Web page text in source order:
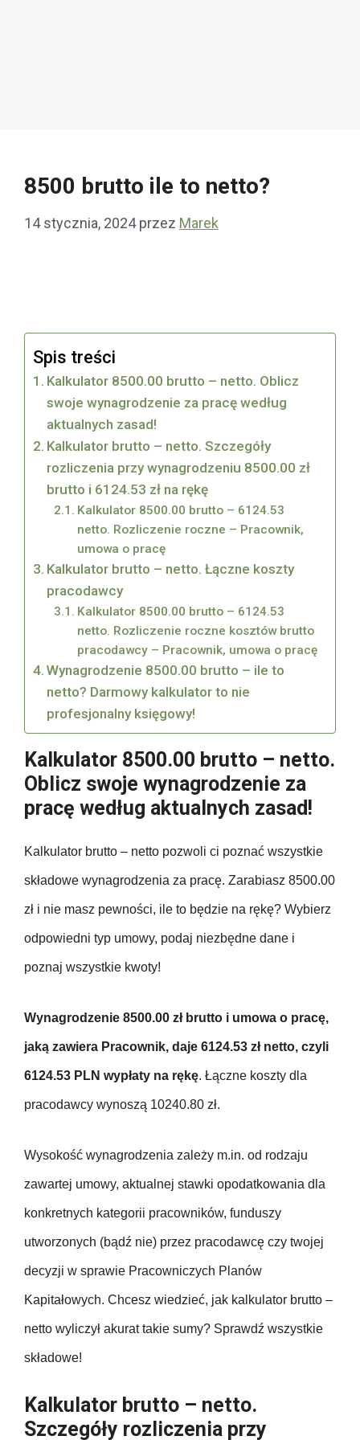
8500 brutto ile to netto?
14 stycznia, 2024 przez Marek
Spis treści
Kalkulator 8500.00 brutto – netto. Oblicz
swoje wynagrodzenie za pracę według
aktualnych zasad!
Kalkulator brutto – netto. Szczegóły
rozliczenia przy wynagrodzeniu 8500.00 zł
brutto i 6124.53 zł na rękę
Kalkulator 8500.00 brutto – 6124.53
netto. Rozliczenie roczne – Pracownik,
umowa o pracę
Kalkulator brutto – netto. Łączne koszty
pracodawcy
Kalkulator 8500.00 brutto – 6124.53
netto. Rozliczenie roczne kosztów brutto
pracodawcy – Pracownik, umowa o pracę
Wynagrodzenie 8500.00 brutto – ile to
netto? Darmowy kalkulator to nie
profesjonalny księgowy!
Kalkulator 8500.00 brutto – netto.
Oblicz swoje wynagrodzenie za
pracę według aktualnych zasad!
Kalkulator brutto – netto pozwoli ci poznać wszystkie
składowe wynagrodzenia za pracę. Zarabiasz 8500.00
zł i nie masz pewności, ile to będzie na rękę? Wybierz
odpowiedni typ umowy, podaj niezbędne dane i
poznaj wszystkie kwoty!
Wynagrodzenie 8500.00 zł brutto i umowa o pracę,
jaką zawiera Pracownik, daje 6124.53 zł netto, czyli
6124.53 PLN wypłaty na rękę. Łączne koszty dla
pracodawcy wynoszą 10240.80 zł.
Wysokość wynagrodzenia zależy m.in. od rodzaju
zawartej umowy, aktualnej stawki opodatkowania dla
konkretnych kategorii pracowników, funduszy
utworzonych (bądź nie) przez pracodawcę czy twojej
decyzji w sprawie Pracowniczych Planów
Kapitałowych. Chcesz wiedzieć, jak kalkulator brutto –
netto wyliczył akurat takie sumy? Sprawdź wszystkie
składowe!
Kalkulator brutto – netto.
Szczegóły rozliczenia przy